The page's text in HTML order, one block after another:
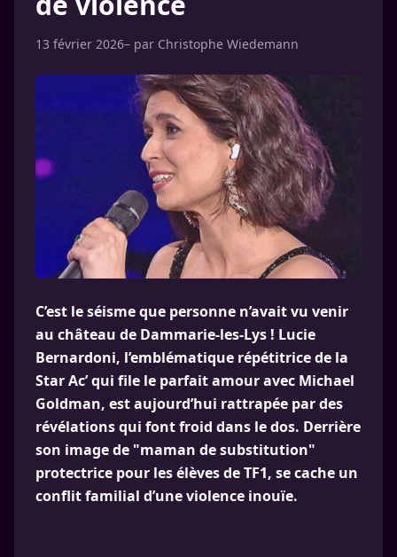
13 février 2026– par Christophe Wiedemann
C’est le séisme que personne n’avait vu venir
au château de Dammarie-les-Lys ! Lucie
Bernardoni, l’emblématique répétitrice de la
Star Ac’ qui file le parfait amour avec Michael
Goldman, est aujourd’hui rattrapée par des
révélations qui font froid dans le dos. Derrière
son image de "maman de substitution"
protectrice pour les élèves de TF1, se cache un
conflit familial d’une violence inouïe.